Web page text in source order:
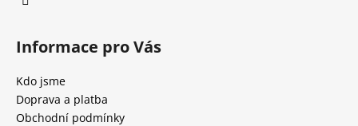
Informace pro Vás
Kdo jsme
Doprava a platba
Obchodní podmínky